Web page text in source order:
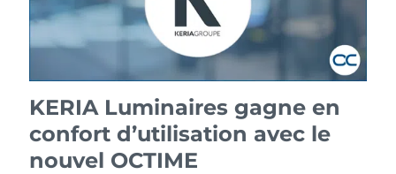
KERIA Luminaires gagne en
confort d’utilisation avec le
nouvel OCTIME